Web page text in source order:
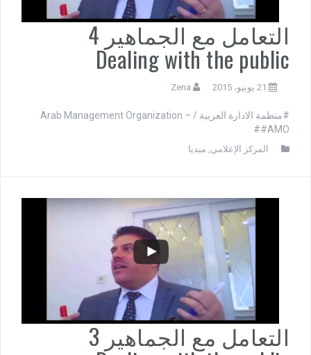
التعامل مع الجماهير 4
Dealing with the public
21 يونيو، 2015 Zena
#منظمة الادارة العربية / Arab Management Organization –
#AMO#
المركز الإعلامي , ميديا
التعامل مع الجماهير 3